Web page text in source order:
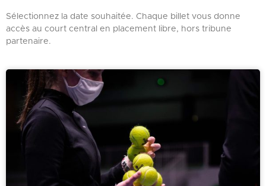
Sélectionnez la date souhaitée. Chaque billet vous donne
accès au court central en placement libre, hors tribune
partenaire.